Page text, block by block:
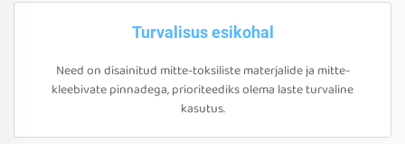
Turvalisus esikohal
Need on disainitud mitte-toksiliste materjalide ja mitte-
kleebivate pinnadega, prioriteediks olema laste turvaline
kasutus.